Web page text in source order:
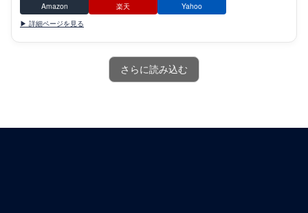
Amazon 楽天
Yahoo
▶ 詳細ページを見る
さらに読み込む